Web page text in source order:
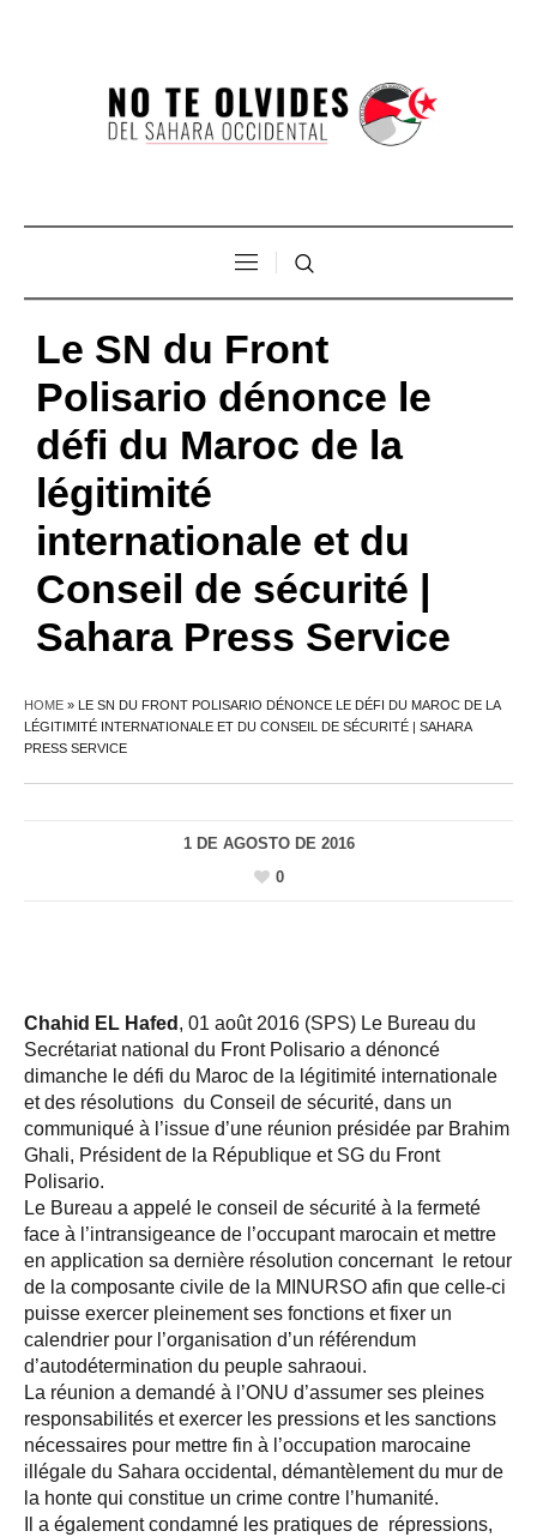
Le SN du Front
Polisario dénonce le
défi du Maroc de la
légitimité
internationale et du
Conseil de sécurité |
Sahara Press Service
HOME » LE SN DU FRONT POLISARIO DÉNONCE LE DÉFI DU MAROC DE LA
LÉGITIMITÉ INTERNATIONALE ET DU CONSEIL DE SÉCURITÉ | SAHARA
PRESS SERVICE
1 DE AGOSTO DE 2016
0
Chahid EL Hafed , 01 août 2016 (SPS) Le Bureau du
Secrétariat national du Front Polisario a dénoncé
dimanche le défi du Maroc de la légitimité internationale
et des résolutions du Conseil de sécurité, dans un
communiqué à l’issue d’une réunion présidée par Brahim
Ghali, Président de la République et SG du Front
Polisario.
Le Bureau a appelé le conseil de sécurité à la fermeté
face à l’intransigeance de l’occupant marocain et mettre
en application sa dernière résolution concernant le retour
de la composante civile de la MINURSO afin que celle-ci
puisse exercer pleinement ses fonctions et fixer un
calendrier pour l’organisation d’un référendum
d’autodétermination du peuple sahraoui.
La réunion a demandé à l’ONU d’assumer ses pleines
responsabilités et exercer les pressions et les sanctions
nécessaires pour mettre fin à l’occupation marocaine
illégale du Sahara occidental, démantèlement du mur de
la honte qui constitue un crime contre l’humanité.
Il a également condamné les pratiques de répressions,